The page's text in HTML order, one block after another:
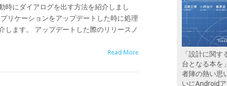
時にダイアログを出す方法を紹介しまし
リケーションをアップデートした時に処理
します。 アップデートした際のリリースノ
Read More
「設計に関す
台となる本を
者陣の熱い思
いにAndroid